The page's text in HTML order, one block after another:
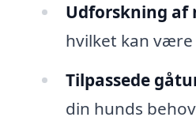
Udforskning af
hvilket kan
Tilpassede
din hunds